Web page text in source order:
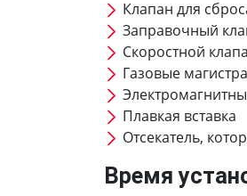
Клапан для
Заправочный
Скоростной
Газовые
Плавкая вставка
Отсекатель,
Время